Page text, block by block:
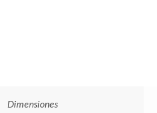
Dimensiones